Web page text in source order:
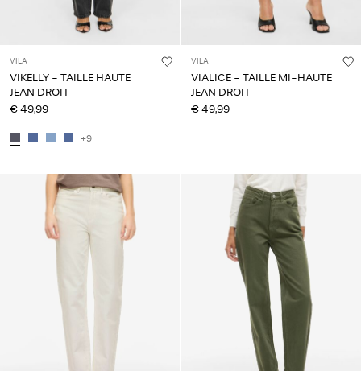
VILA
VIKELLY - TAILLE HAUTE
JEAN DROIT
€ 49,99
+9
VILA
VIALICE - TAILLE MI-HAUTE
JEAN DROIT
€ 49,99